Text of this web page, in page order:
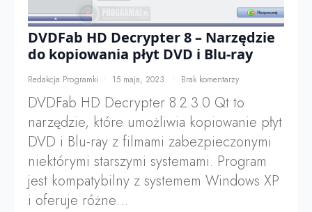
DVDFab HD Decrypter 8 – Narzędzie
do kopiowania płyt DVD i Blu-ray
Redakcja Programki 15 maja, 2023 Brak komentarzy
DVDFab HD Decrypter 8.2.3.0 Qt to
narzędzie, które umożliwia kopiowanie płyt
DVD i Blu-ray z filmami zabezpieczonymi
niektórymi starszymi systemami. Program
jest kompatybilny z systemem Windows XP
i oferuje różne…